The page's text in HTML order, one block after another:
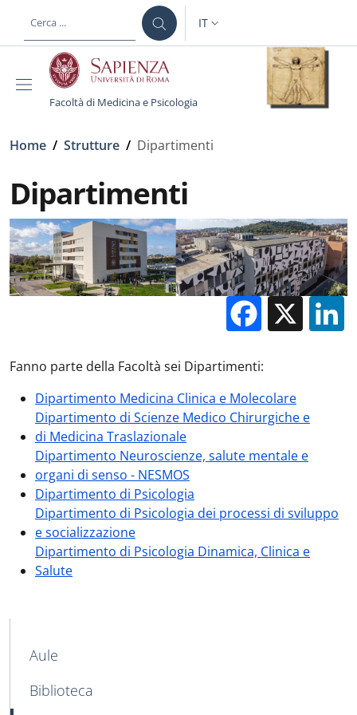
al contenuto principale
SELETTORE LINGUA:
IT
Facoltà di Medicina e Psicologia
Briciole di pane
Home / Strutture / Dipartimenti
Dipartimenti
X
Fanno parte della Facoltà sei Dipartimenti:
Dipartimento Medicina Clinica e Molecolare
Dipartimento di Scienze Medico Chirurgiche e
di Medicina Traslazionale
Dipartimento Neuroscienze, salute mentale e
organi di senso - NESMOS
Dipartimento di Psicologia
Dipartimento di Psicologia dei processi di sviluppo
e socializzazione
Dipartimento di Psicologia Dinamica, Clinica e
Salute
MAIN NAVIGATION
Aule
Biblioteca